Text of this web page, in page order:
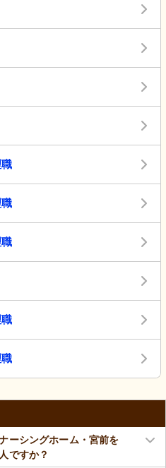
ーシングホーム・宮前を
ですか？